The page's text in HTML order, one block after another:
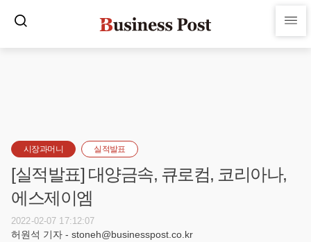
시장과머니 실적발표
[실적발표] 대양금속, 큐로컴, 코리아나,
에스제이엠
2022-02-07 17:12:07
허원석 기자 - stoneh@businesspost.co.kr